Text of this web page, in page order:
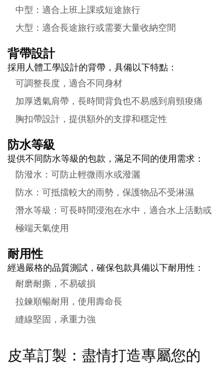
中型：適合上班上課或短途旅行
大型：適合長途旅行或需要大量收納空間
背帶設計
採用人體工學設計的背帶，具備以下特點：
可調整長度，適合不同身材
加厚透氣肩帶，長時間背負也不易感到肩頸痠痛
胸扣帶設計，提供額外的支撐和穩定性
防水等級
提供不同防水等級的包款，滿足不同的使用需求：
防潑水：可防止輕微雨水或潑灑
防水：可抵擋較大的雨勢，保護物品不受淋濕
潛水等級：可長時間浸泡在水中，適合水上活動或
極端天氣使用
耐用性
經過嚴格的品質測試，確保包款具備以下耐用性：
耐磨耐撕，不易破損
拉鍊順暢耐用，使用壽命長
縫線堅固，承重力強
皮革訂製：盡情打造專屬您的